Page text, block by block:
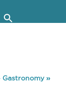
Gastronomy»